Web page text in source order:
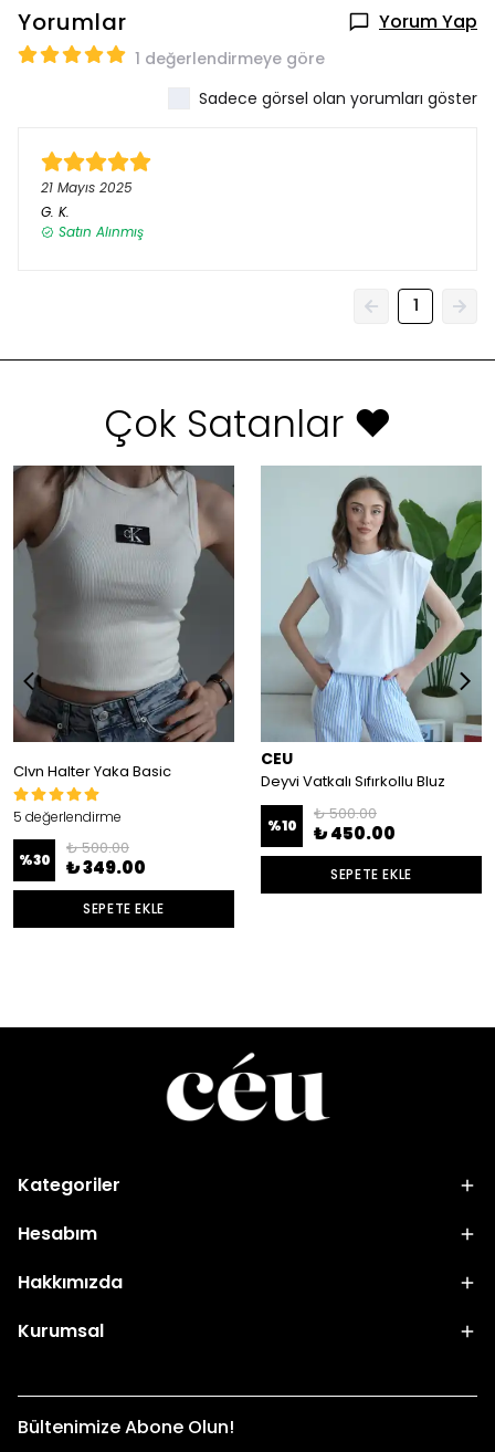
Yorumlar Yorum Yap
1 değerlendirmeye göre
Sadece görsel olan yorumları göster
21 Mayıs 2025
G. K.
Satın Alınmış
1
Çok Satanlar ❤️
Clvn Halter Yaka Basic
5 değerlendirme
%30
₺ 500.00
₺ 349.00
SEPETE EKLE
CEU
Deyvi Vatkalı Sıfırkollu Bluz
%10
₺ 500.00
₺ 450.00
SEPETE EKLE
Kategoriler
Hesabım
Hakkımızda
Kurumsal
Bültenimize Abone Olun!